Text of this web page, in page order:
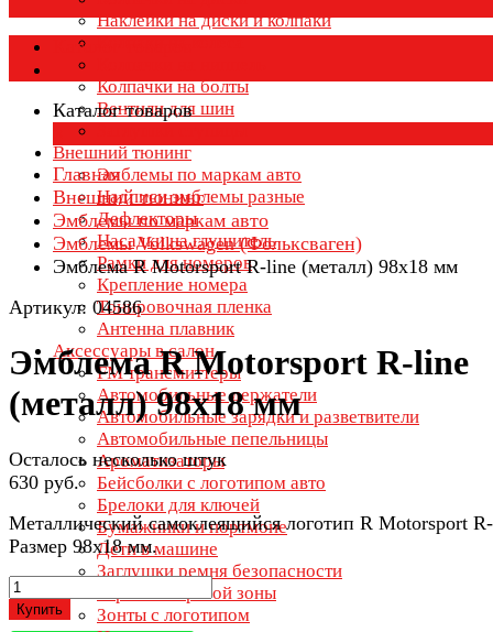
Наклейки на диски и колпаки
Колпаки на колеса
Колпачки на болты
Вентили для шин
Внешний тюнинг
Эмблемы по маркам авто
Надписи эмблемы разные
Дефлекторы
Насадки на глушитель
Рамки для номеров
Крепление номера
Тонировочная пленка
Антенна плавник
Аксессуары в салон
FM трансмиттеры
Автомобильные держатели
Автомобильные зарядки и разветвители
Автомобильные пепельницы
Ароматизаторы
Бейсболки с логотипом авто
Брелоки для ключей
Бумажники и портмоне
Дети в машине
Заглушки ремня безопасности
Зеркала мертвой зоны
Зонты с логотипом
Каталог товаров
Каталог товаров
Главная
Внешний тюнинг
Эмблемы по маркам авто
Эмблемы Volkswagen (Фольксваген)
Эмблема R Motorsport R-line (металл) 98х18 мм
Артикул: 04586
Эмблема R Motorsport R-line
(металл) 98х18 мм
Осталось несколько штук
630 руб.
Металлический самоклеящийся логотип R Motorsport
Размер 98х18 мм.
Купить